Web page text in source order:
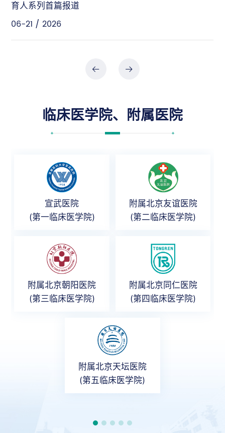
医智慧
临床医学院、附属医院
宣武医院
(第一临床医学院)
附属北京友谊医院
(第二临床医学院)
附属北京朝阳医院
(第三临床医学院)
附属北京同仁医院
(第四临床医学院)
附属北京天坛医院
(第五临床医学院)